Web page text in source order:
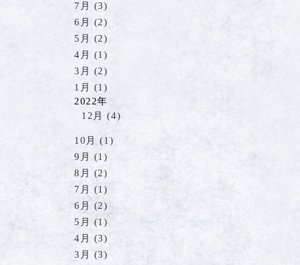
7月 (3)
6月 (2)
5月 (2)
4月 (1)
3月 (2)
1月 (1)
2022年
12月 (4)
10月 (1)
9月 (1)
8月 (2)
7月 (1)
6月 (2)
5月 (1)
4月 (3)
3月 (3)